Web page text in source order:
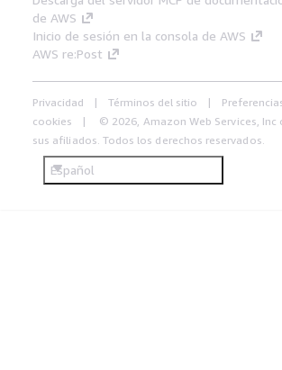
de AWS
Inicio de sesión en la consola de AWS
AWS re:Post
Privacidad Términos del sitio
cookies
© 2026, Amazon Web Services, Inc
sus afiliados. Todos los derechos reservados.
Español